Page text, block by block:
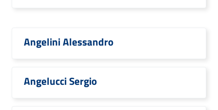
Angelini Alessandro
Angelucci Sergio